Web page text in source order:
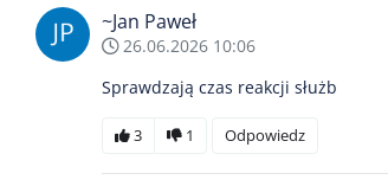
~Jan Paweł
26.06.2026 10:06
Sprawdzają czas reakcji służb
3 1 Odpowiedz